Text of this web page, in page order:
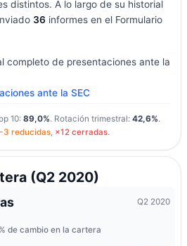
distintos. A lo largo de su historial
36 informes en el Formulario
completo de presentaciones ante la
ante la SEC
10: 89,0%. Rotación trimestral: 42,6%.
reducidas, ×12 cerradas.
(Q2 2020)
Q2 2020
de cambio en la cartera